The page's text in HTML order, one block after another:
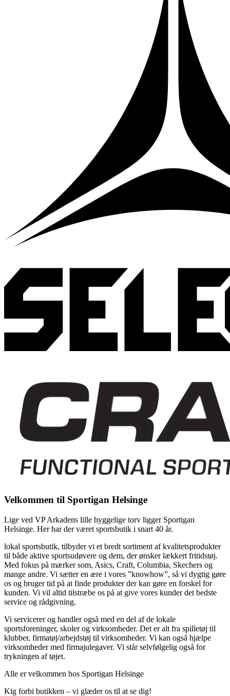
Velkommen til Sportigan Helsinge
Lige ved VP Arkadens lille hyggelige torv ligger Sportigan
Helsinge. Her har der været sportsbutik i snart 40 år.
lokal sportsbutik, tilbyder vi et bredt sortiment af kvalitetsprodukter
til både aktive sportsudøvere og dem, der ønsker lækkert fritidstøj.
Med fokus på mærker som, Asics, Craft, Columbia, Skechers og
mange andre. Vi sætter en ære i vores ”knowhow”, så vi dygtig gøre
os og bruger tid på at finde produkter der kan gøre en forskel for
kunden. Vi vil altid tilstræbe os på at give vores kunder det bedste
service og rådgivning.
Vi servicerer og handler også med en del af de lokale
sportsforeninger, skoler og virksomheder. Det er alt fra spilletøj til
klubber, firmatøj/arbejdstøj til virksomheder. Vi kan også hjælpe
virksomheder med firmajulegaver. Vi står selvfølgelig også for
trykningen af tøjet.
Alle er velkommen hos Sportigan Helsinge
Kig forbi butikken – vi glæder os til at se dig!